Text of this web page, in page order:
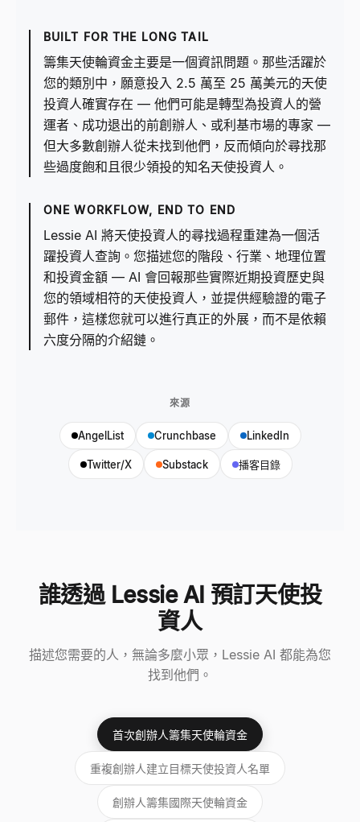
BUILT FOR THE LONG TAIL
籌集天使輪資金主要是一個資訊問題。那些活躍於
您的類別中，願意投入 2.5 萬至 25 萬美元的天使
投資人確實存在 — 他們可能是轉型為投資人的營
運者、成功退出的前創辦人、或利基市場的專家 —
但大多數創辦人從未找到他們，反而傾向於尋找那
些過度飽和且很少領投的知名天使投資人。
ONE WORKFLOW, END TO END
Lessie AI 將天使投資人的尋找過程重建為一個活
躍投資人查詢。您描述您的階段、行業、地理位置
和投資金額 — AI 會回報那些實際近期投資歷史與
您的領域相符的天使投資人，並提供經驗證的電子
郵件，這樣您就可以進行真正的外展，而不是依賴
六度分隔的介紹鏈。
來源
AngelList Crunchbase LinkedIn
Twitter/X Substack 播客目錄
誰透過 Lessie AI 預訂天使投
資人
描述您需要的人，無論多麼小眾，Lessie AI 都能為您
找到他們。
首次創辦人籌集天使輪資金
重複創辦人建立目標天使投資人名單
創辦人籌集國際天使輪資金